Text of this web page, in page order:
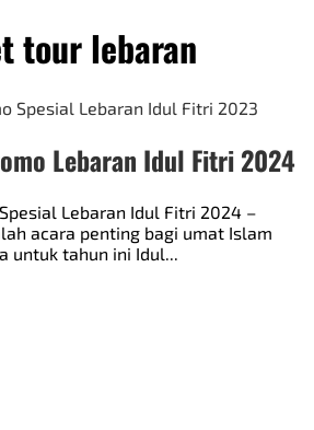
tour lebaran
Lebaran Idul Fitri 2024
Lebaran Idul Fitri 2024 –
acara penting bagi umat Islam
untuk tahun ini Idul...